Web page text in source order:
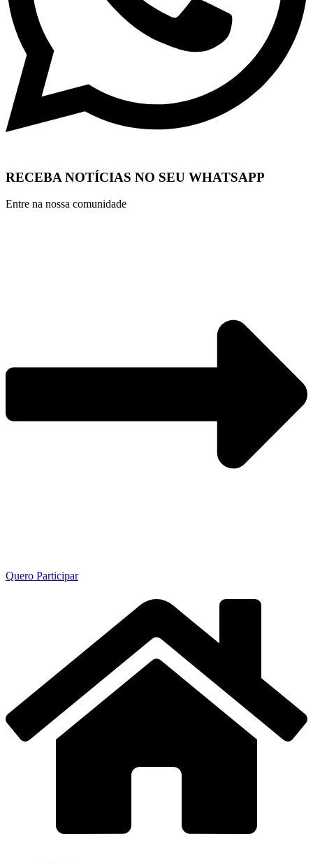
RECEBA NOTÍCIAS NO SEU WHATSAPP
Entre na nossa comunidade
Quero Participar